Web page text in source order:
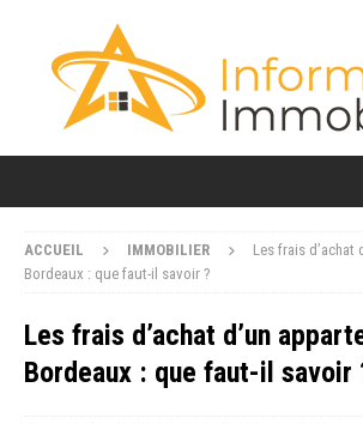
ACCUEIL IMMOBILIER
Les frais d’achat
Bordeaux : que faut-il savoir ?
Les frais d’achat d’un
Bordeaux : que faut-il savoir